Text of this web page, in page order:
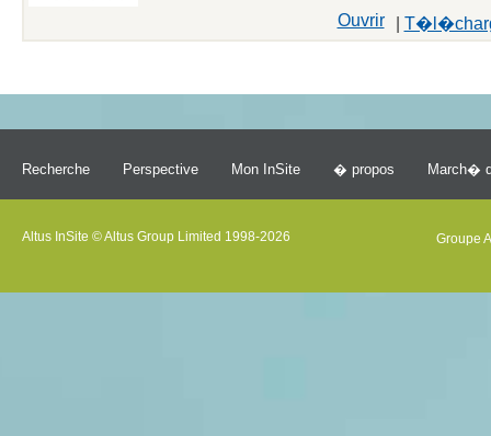
Ouvrir
Recherche Perspective Mon InSite � propos March�
Altus InSite © Altus Group Limited 1998-2026 Groupe